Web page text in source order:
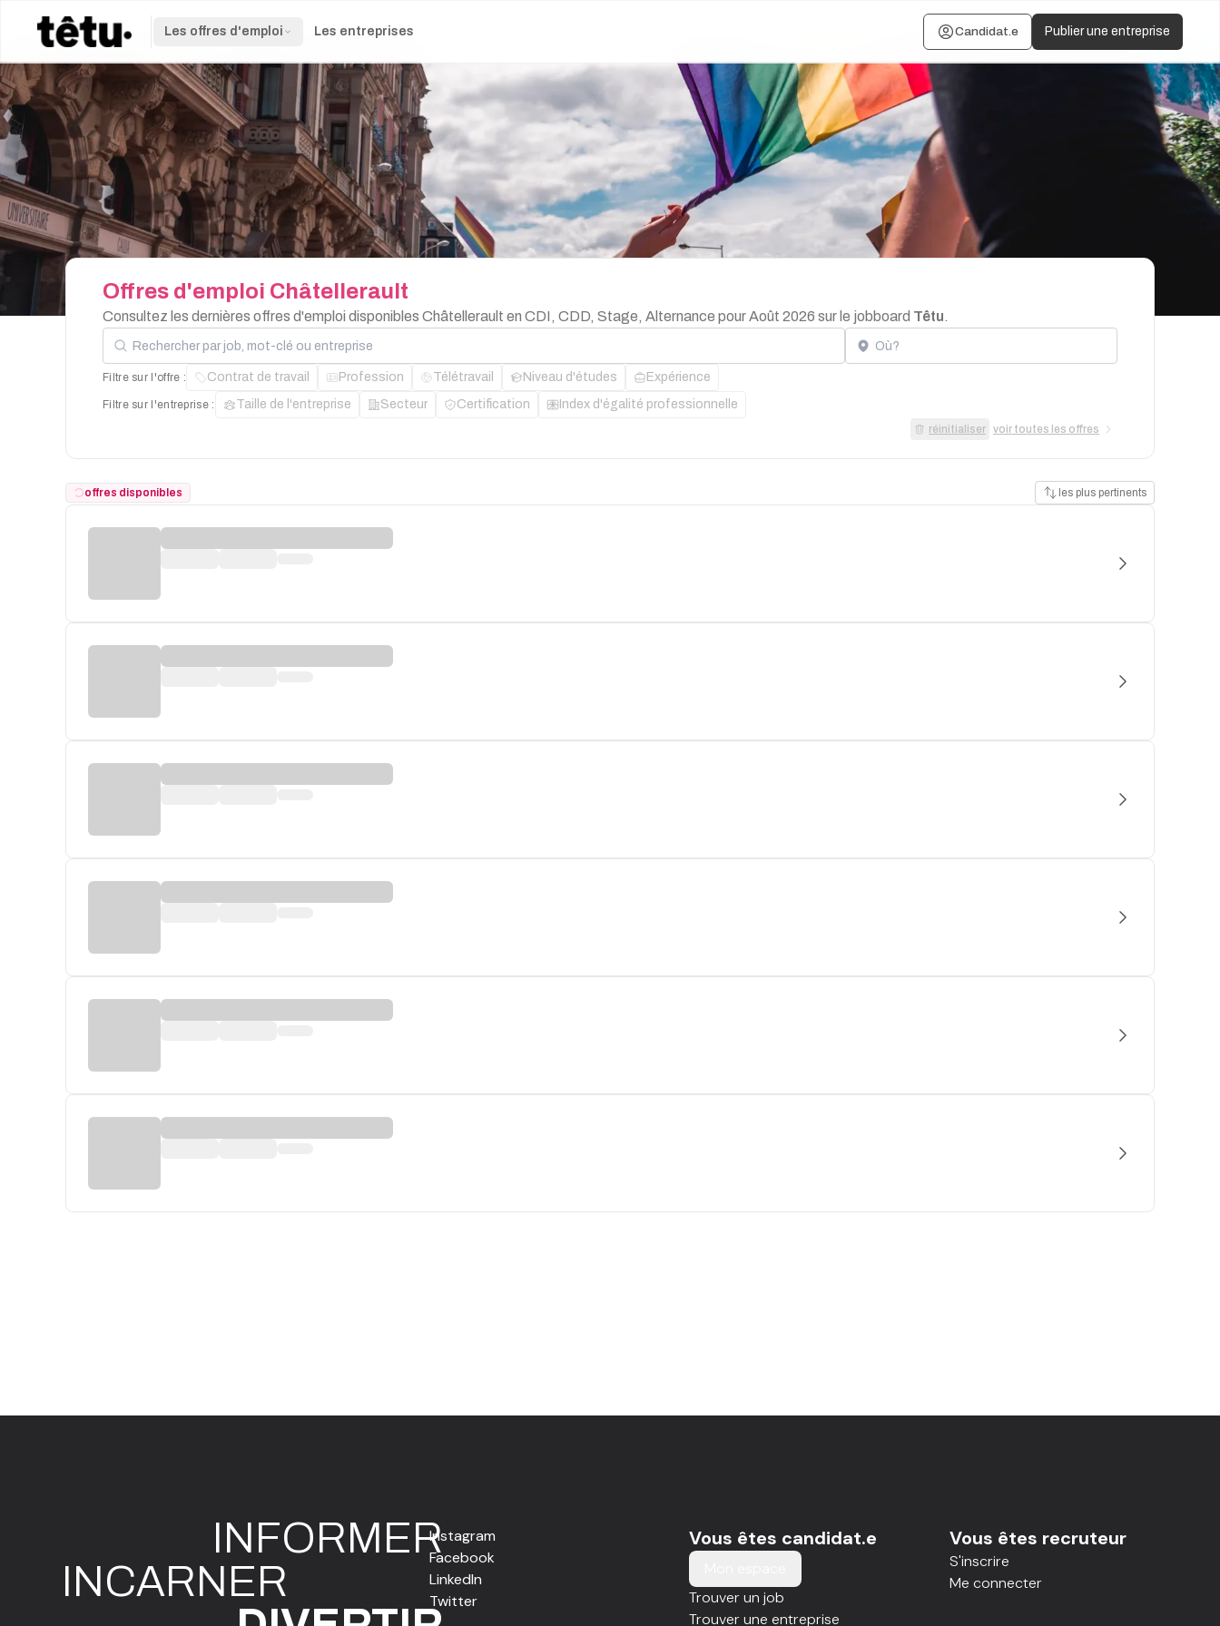
Les offres d'emploi Les entreprises Candidat.e Publier une entreprise
Offres d'emploi Châtellerault
Consultez les dernières offres d'emploi disponibles Châtellerault en CDI, CDD, Stage, Alternance pour Août 2026 sur le jobboard Têtu.
Rechercher par job, mot-clé ou entreprise Localisation
Filtre sur l'offre : Contrat de travail Profession Télétravail Niveau d'études Expérience
Filtre sur l'entreprise : Taille de l'entreprise Secteur Certification Index d'égalité professionnelle
réinitialiser voir toutes les offres
offres disponibles les plus pertinents
INFORMER
INCARNER
Instagram
Facebook
LinkedIn
Twitter
Vous êtes candidat.e
Trouver un job
Trouver une entreprise
Vous êtes recruteur
S'inscrire
Me connecter